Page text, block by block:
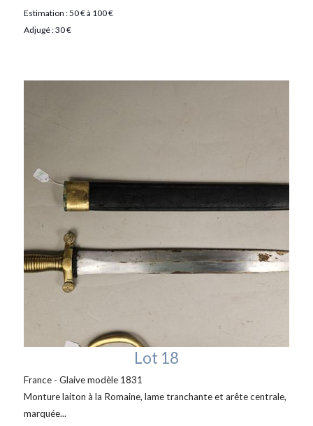
Estimation : 50 € à 100 €
Adjugé : 30 €
Lot 18
France - Glaive modèle 1831
Monture laiton à la Romaine, lame tranchante et arête centrale,
marquée...